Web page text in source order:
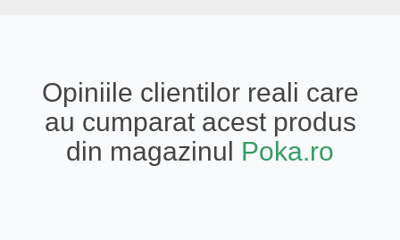
Opiniile clientilor reali care
au cumparat acest produs
din magazinul Poka.ro